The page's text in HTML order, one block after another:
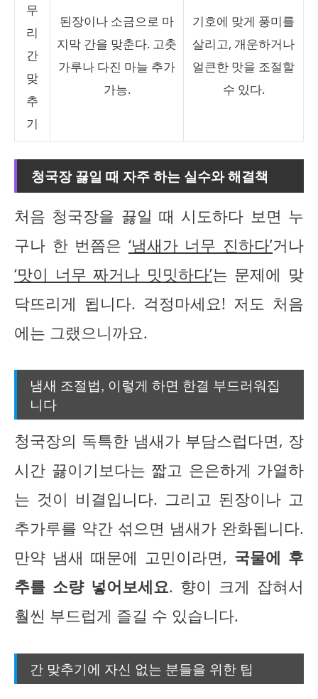
무
리
간
맞
추
기
된장이나 소금으로 마
지막 간을 맞춘다. 고춧
가루나 다진 마늘 추가
가능.
기호에 맞게 풍미를
살리고, 개운하거나
얼큰한 맛을 조절할
수 있다.
청국장 끓일 때 자주 하는 실수와 해결책
처음 청국장을 끓일 때 시도하다 보면 누
구나 한 번쯤은 ‘냄새가 너무 진하다’거나
‘맛이 너무 짜거나 밋밋하다’는 문제에 맞
닥뜨리게 됩니다. 걱정마세요! 저도 처음
에는 그랬으니까요.
냄새 조절법, 이렇게 하면 한결 부드러워집
니다
청국장의 독특한 냄새가 부담스럽다면, 장
시간 끓이기보다는 짧고 은은하게 가열하
는 것이 비결입니다. 그리고 된장이나 고
추가루를 약간 섞으면 냄새가 완화됩니다.
만약 냄새 때문에 고민이라면, 국물에 후
추를 소량 넣어보세요. 향이 크게 잡혀서
훨씬 부드럽게 즐길 수 있습니다.
간 맞추기에 자신 없는 분들을 위한 팁